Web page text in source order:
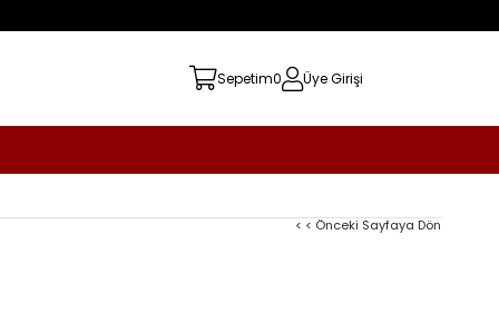
Sepetim0 Üye Girişi
< < Önceki Sayfaya Dön